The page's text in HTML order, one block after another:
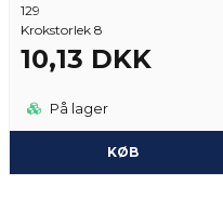
129
Krokstorlek 8
10,13 DKK
På lager
KØB